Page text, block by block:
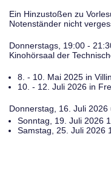
Ein Hinzustoßen zu
Notenständer nicht
Donnerstags, 19:00 -
Kinohörsaal der
8. - 10. Mai 2025 in
10. - 12. Juli 2026 in
Donnerstag, 16. Juli
Sonntag, 19. Juli 2026
Samstag, 25. Juli 2026